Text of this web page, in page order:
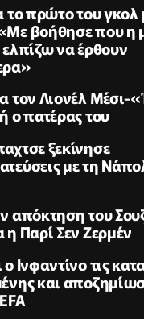
το πρώτο του γκολ
βοήθησε που η
να έρθουν
τον Λιονέλ Μέσι-
ο πατέρας του
ξεκίνησε
με τη
απόκτηση του
Παρί Σεν Ζερμέν
Ινφαντίνο τις
και